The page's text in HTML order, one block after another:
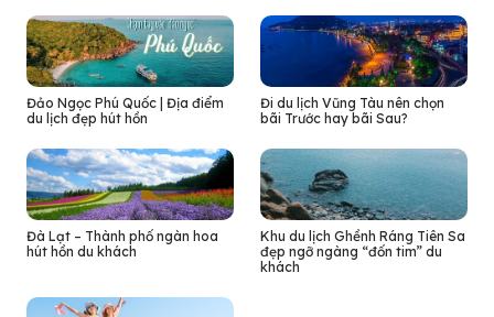
Đảo Ngọc Phú Quốc | Địa điểm
du lịch đẹp hút hồn
Đi du lịch Vũng Tàu nên chọn
bãi Trước hay bãi Sau?
Đà Lạt – Thành phố ngàn hoa
hút hồn du khách
Khu du lịch Ghềnh Ráng Tiên Sa
đẹp ngỡ ngàng “đốn tim” du
khách